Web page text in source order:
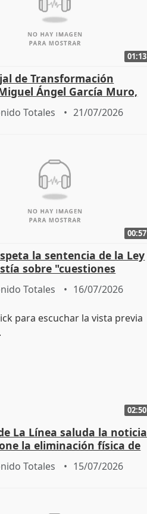
01:13
de Transformación
Ángel García Muro,
del Dato
Totales 21/07/2026
00:57
la sentencia de la Ley
sobre "cuestiones
que "no avalan la const
Totales 16/07/2026
02:50
La Línea saluda la noticia
la eliminación física de
Gibraltar
Totales 15/07/2026